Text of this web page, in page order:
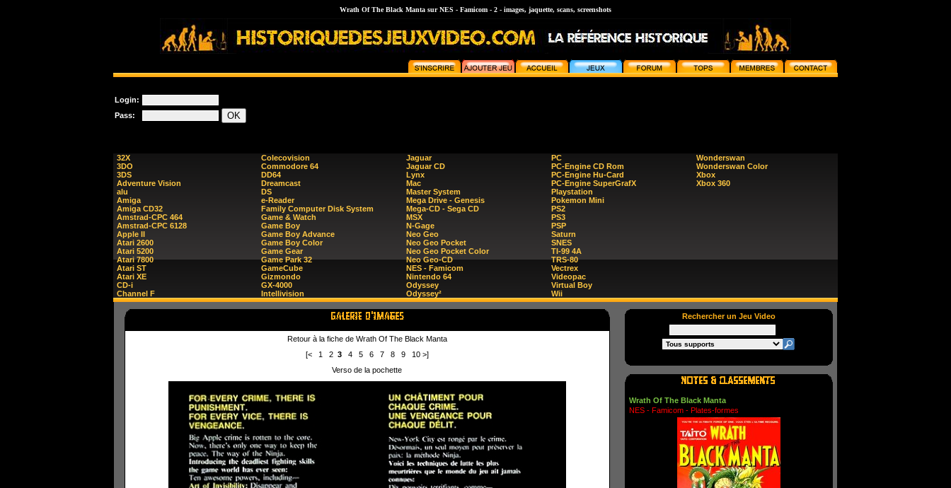
Wrath Of The Black Manta sur NES - Famicom - 2 - images, jaquette, scans, screenshots
Login:
Pass:
32X
3DO
3DS
Adventure Vision
alu
Amiga
Amiga CD32
Amstrad-CPC 464
Amstrad-CPC 6128
Apple II
Atari 2600
Atari 5200
Atari 7800
Atari ST
Atari XE
CD-i
Channel F
Colecovision
Commodore 64
DD64
Dreamcast
DS
e-Reader
Family Computer Disk System
Game & Watch
Game Boy
Game Boy Advance
Game Boy Color
Game Gear
Game Park 32
GameCube
Gizmondo
GX-4000
Intellivision
Jaguar
Jaguar CD
Lynx
Mac
Master System
Mega Drive - Genesis
Mega-CD - Sega CD
MSX
N-Gage
Neo Geo
Neo Geo Pocket
Neo Geo Pocket Color
Neo Geo-CD
NES - Famicom
Nintendo 64
Odyssey
Odyssey²
PC
PC-Engine CD Rom
PC-Engine Hu-Card
PC-Engine SuperGrafX
Playstation
Pokemon Mini
PS2
PS3
PSP
Saturn
SNES
TI-99 4A
TRS-80
Vectrex
Videopac
Virtual Boy
Wii
Wonderswan
Wonderswan Color
Xbox
Xbox 360
Retour à la fiche de Wrath Of The Black Manta
[<
1 23 4 5 6 7 8 9 10 >]
Verso de la pochette
Rechercher un Jeu Video
Wrath Of The Black Manta
NES - Famicom - Plates-formes